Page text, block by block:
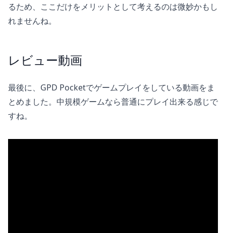
るため、ここだけをメリットとして考えるのは微妙かもし
れませんね。
レビュー動画
最後に、GPD Pocketでゲームプレイをしている動画をま
とめました。中規模ゲームなら普通にプレイ出来る感じで
すね。